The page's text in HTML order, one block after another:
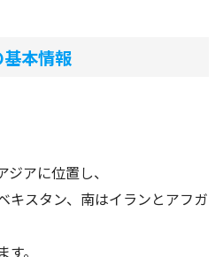
基本情報
アに位置し、
キスタン、南はイランとアフガ
。